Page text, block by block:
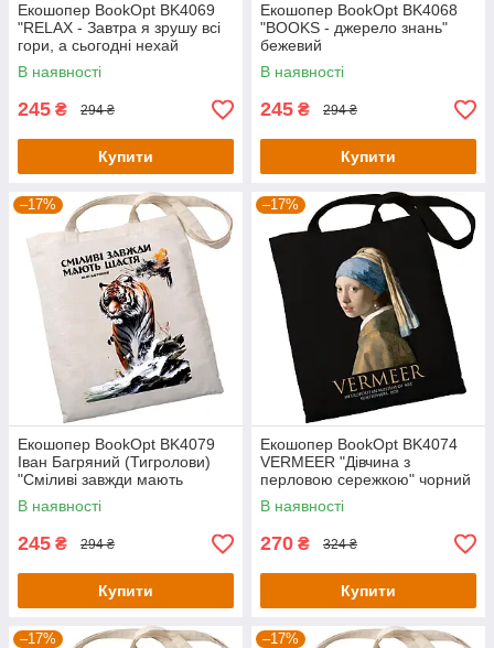
Екошопер BookOpt BK4069
"RELAX - Завтра я зрушу всі
гори, а сьогодні нехай
стоять" бежевий
В наявності
245 ₴ 294 ₴
Купити
Екошопер BookOpt BK4068
"BOOKS - джерело знань"
бежевий
В наявності
245 ₴ 294 ₴
Купити
–17%
Екошопер BookOpt BK4079
Іван Багряний (Тигролови)
"Сміливі завжди мають
щастя" бежевий
В наявності
245 ₴ 294 ₴
Купити
–17%
Екошопер BookOpt BK4074
VERMEER "Дівчина з
перловою сережкою" чорний
В наявності
270 ₴ 324 ₴
Купити
–17% –17%